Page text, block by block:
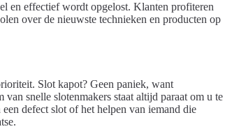
en effectief wordt opgelost. Klanten profiteren
over de nieuwste technieken en producten op
Slot kapot? Geen paniek, want
snelle slotenmakers staat altijd paraat om u te
defect slot of het helpen van iemand die